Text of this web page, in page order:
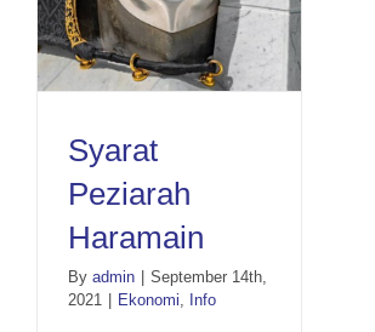
Syarat
Peziarah
Haramain
By admin
September 14th,
2021
Ekonomi Info